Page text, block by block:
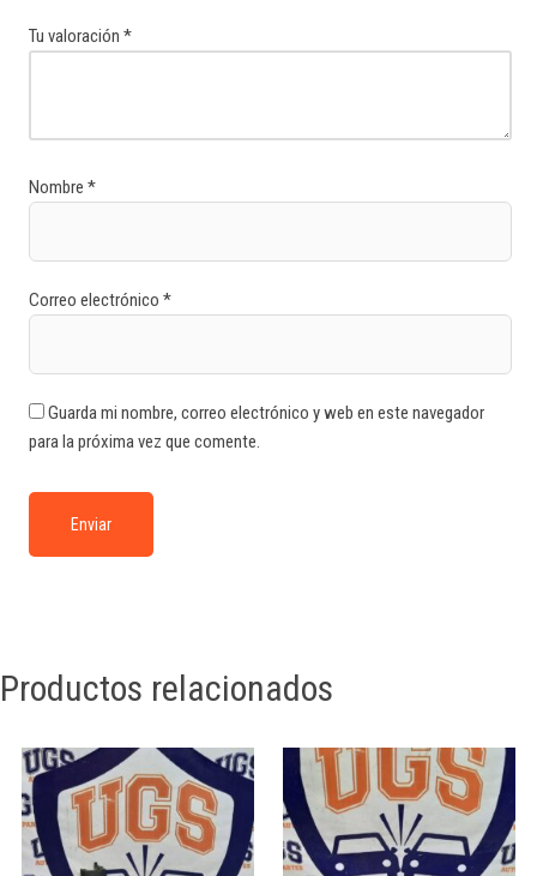
Tu valoración *
Nombre *
Correo electrónico *
Guarda mi nombre, correo electrónico y web en este navegador
para la próxima vez que comente.
Productos relacionados